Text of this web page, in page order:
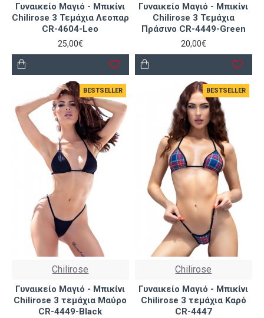
Γυναικείο Μαγιό - Μπικίνι
Chilirose 3 Τεμάχια Λεοπαρ
CR-4604-Leo
25,00€
Γυναικείο Μαγιό - Μπικίνι
Chilirose 3 Τεμάχια
Πράσινο CR-4449-Green
20,00€
BESTSELLER
Chilirose
Γυναικείο Μαγιό - Μπικίνι
Chilirose 3 τεμάχια Μαύρο
CR-4449-Black
BESTSELLER
Chilirose
Γυναικείο Μαγιό - Μπικίνι
Chilirose 3 τεμάχια Καρό
CR-4447